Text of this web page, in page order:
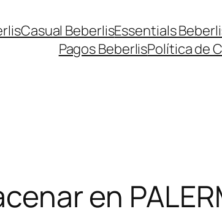
Casual BeberlisEssentials
Pagos BeberlisPolítica de
en